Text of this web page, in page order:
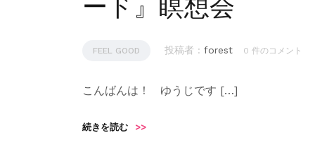
ード』瞑想会
FEEL GOOD 投稿者 : forest 0 件のコメント
こんばんは！ ゆうじです […]
続きを読む >>